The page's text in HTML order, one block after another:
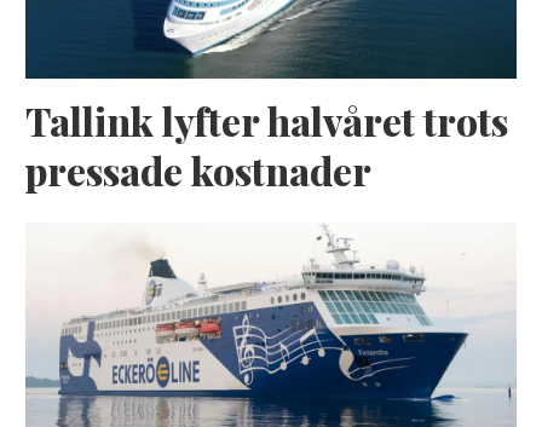
Tallink lyfter halvåret trots
pressade kostnader